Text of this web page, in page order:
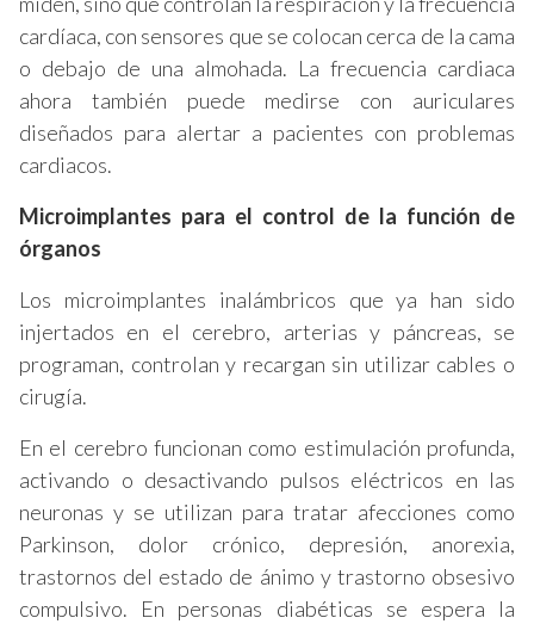
cardíaca, con sensores que se colocan cerca de la cama
o debajo de una almohada. La frecuencia cardiaca
ahora también puede medirse con auriculares
diseñados para alertar a pacientes con problemas
cardiacos.
Microimplantes para el control de la función de
órganos
Los microimplantes inalámbricos que ya han sido
injertados en el cerebro, arterias y páncreas, se
programan, controlan y recargan sin utilizar cables o
cirugía.
En el cerebro funcionan como estimulación profunda,
activando o desactivando pulsos eléctricos en las
neuronas y se utilizan para tratar afecciones como
Parkinson, dolor crónico, depresión, anorexia,
trastornos del estado de ánimo y trastorno obsesivo
compulsivo. En personas diabéticas se espera la